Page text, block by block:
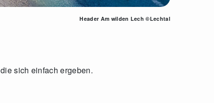
Header Am wilden Lech ©Lechtal
sich einfach ergeben.